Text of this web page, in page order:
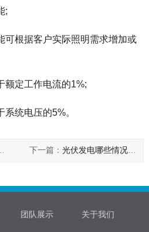
;
根据客户实际照明需求增加或
定工作电流的1%;
统电压的5%。
下一篇：光伏发电哪些情况可能出现备案失败或者失效?
团队展示 关于我们